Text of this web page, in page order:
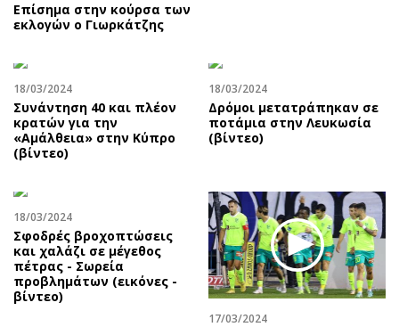
Επίσημα στην κούρσα των
εκλογών ο Γιωρκάτζης
18/03/2024
Συνάντηση 40 και πλέον
κρατών για την
«Αμάλθεια» στην Κύπρο
(βίντεο)
18/03/2024
Δρόμοι μετατράπηκαν σε
ποτάμια στην Λευκωσία
(βίντεο)
18/03/2024
Σφοδρές βροχοπτώσεις
και χαλάζι σε μέγεθος
πέτρας - Σωρεία
προβλημάτων (εικόνες -
βίντεο)
17/03/2024